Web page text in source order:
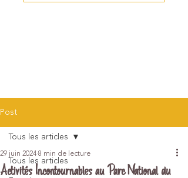
Post
Tous les articles
Tous les articles
Activités Incontournables au Parc National du
29 juin 20248 min de lecture